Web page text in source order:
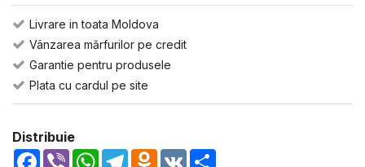
Livrare in toata Moldova
Vânzarea mărfurilor pe credit
Garantie pentru produsele
Plata cu cardul pe site
Distribuie
Facebook
Viber WhatsApp
TelegramOdnoklassniki
VK